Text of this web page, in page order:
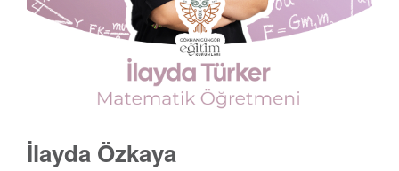
İlayda Özkaya